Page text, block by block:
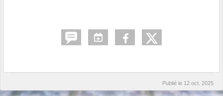
Publié le 12 oct. 2025